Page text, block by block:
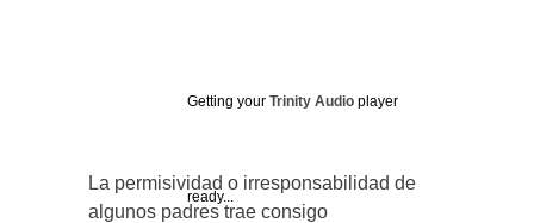
Getting your Trinity Audio player
ready...
La permisividad o irresponsabilidad de
algunos padres trae consigo